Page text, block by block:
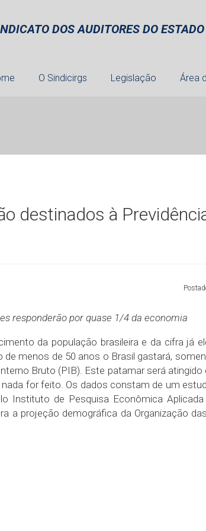
DOS AUDITORES DO
O Sindicirgs Legislação Área
destinados à
responderão por quase 1/4 da economia
da população brasileira e da cifra já
menos de 50 anos o Brasil gastará,
Bruto (PIB). Este patamar será atingido
for feito. Os dados constam de um
Instituto de Pesquisa Econômica Aplicada
a projeção demográfica da Organização